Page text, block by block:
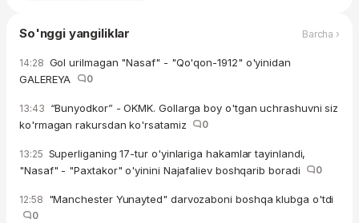
So'nggi yangiliklar Barcha ›
14:28 Gol urilmagan "Nasaf" - "Qo'qon-1912" o'yinidan
GALEREYA
0
13:43 “Bunyodkor” - OKMK. Gollarga boy o'tgan uchrashuvni siz
ko'rmagan rakursdan ko'rsatamiz
0
13:25 Superliganing 17-tur o'yinlariga hakamlar tayinlandi,
"Nasaf" - "Paxtakor" o'yinini Najafaliev boshqarib boradi
0
12:58 "Manchester Yunayted" darvozaboni boshqa klubga o'tdi
0